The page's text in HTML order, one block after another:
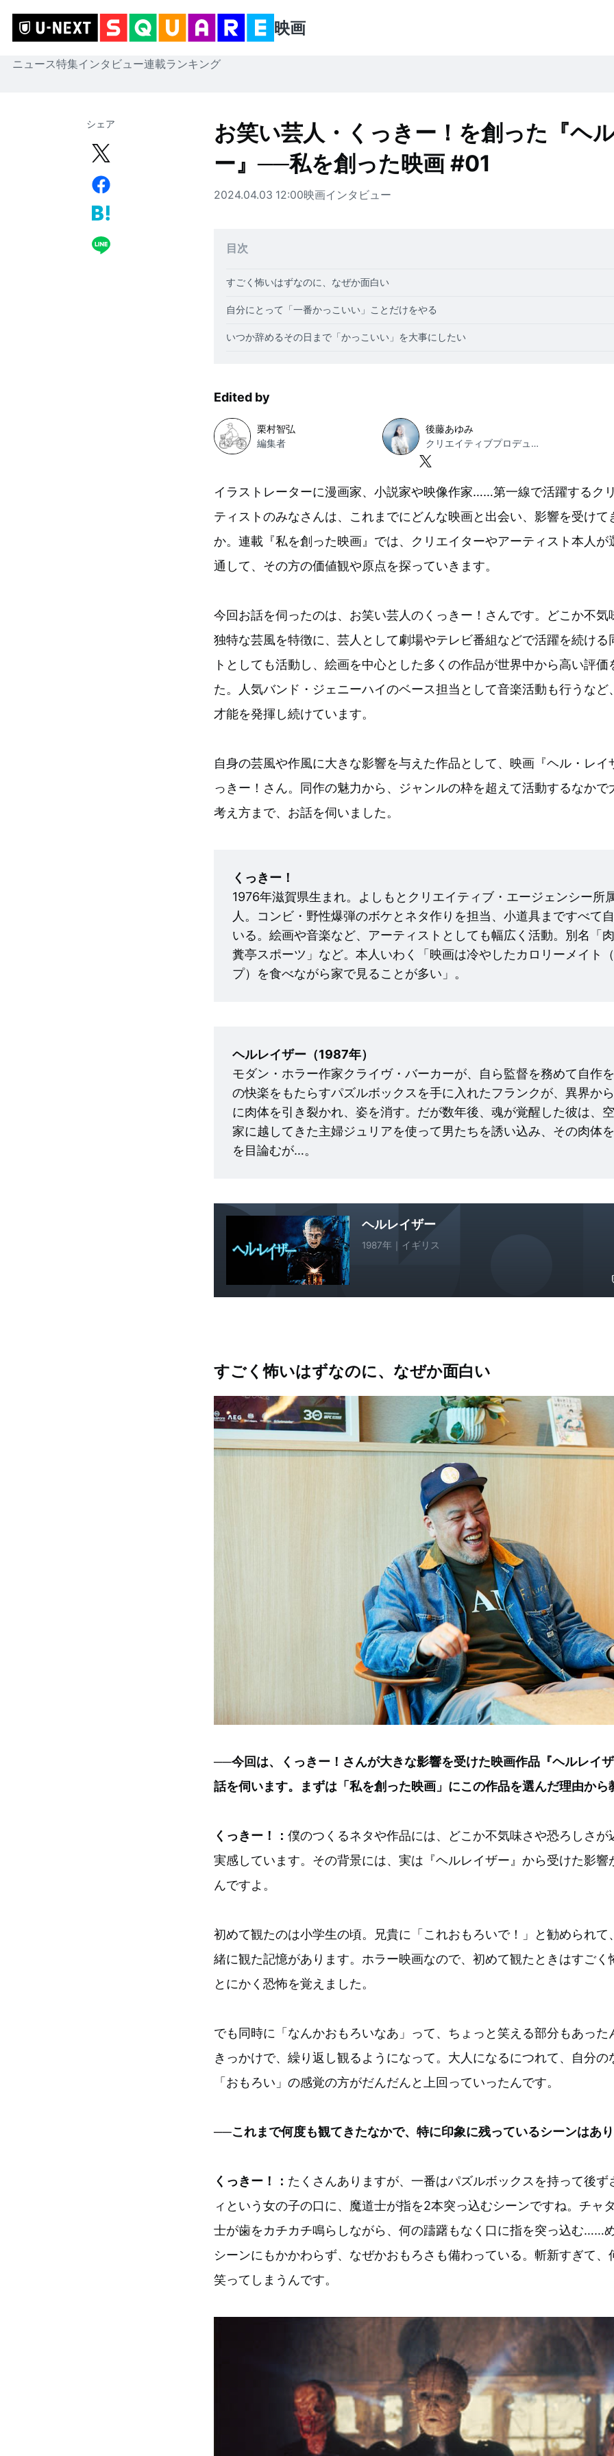
映画
ニュース特集インタビュー連載ランキング
シェア
お笑い芸人・くっきー！を創った『ヘ
ー』──私を創った映画 #01
2024.04.03 12:00映画インタビュー
目次
すごく怖いはずなのに、なぜか面白い
自分にとって「一番かっこいい」ことだけをやる
いつか辞めるその日まで「かっこいい」を大事にしたい
Edited by
栗村智弘
編集者
後藤あゆみ
クリエイティブプロデューサー
イラストレーターに漫画家、小説家や映像作家……第一線で活躍するク
ティストのみなさんは、これまでにどんな映画と出会い、影響を受けて
か。連載『私を創った映画』では、クリエイターやアーティスト本人が
通して、その方の価値観や原点を探っていきます。
今回お話を伺ったのは、お笑い芸人のくっきー！さんです。どこか不気
独特な芸風を特徴に、芸人として劇場やテレビ番組などで活躍を続ける
トとしても活動し、絵画を中心とした多くの作品が世界中から高い評価
た。人気バンド・ジェニーハイのベース担当として音楽活動も行うなど
才能を発揮し続けています。
自身の芸風や作風に大きな影響を与えた作品として、映画『ヘル・レイ
っきー！さん。同作の魅力から、ジャンルの枠を超えて活動するなかで
考え方まで、お話を伺いました。
くっきー！
1976年滋賀県生まれ。よしもとクリエイティブ・エージェンシー所
人。コンビ・野性爆弾のボケとネタ作りを担当、小道具まですべて
いる。絵画や音楽など、アーティストとしても幅広く活動。別名「
糞亭スポーツ」など。本人いわく「映画は冷やしたカロリーメイト
プ）を食べながら家で見ることが多い」。
ヘルレイザー（1987年）
モダン・ホラー作家クライヴ・バーカーが、自ら監督を務めて自作
の快楽をもたらすパズルボックスを手に入れたフランクが、異界か
に肉体を引き裂かれ、姿を消す。だが数年後、魂が覚醒した彼は、
家に越してきた主婦ジュリアを使って男たちを誘い込み、その肉体
を目論むが…。
ヘルレイザー
1987年｜イギリス
すごく怖いはずなのに、なぜか面白い
──今回は、くっきー！さんが大きな影響を受けた映画作品『ヘルレイ
話を伺います。まずは「私を創った映画」にこの作品を選んだ理由から
くっきー！： 僕のつくるネタや作品には、どこか不気味さや恐ろしさが
実感しています。その背景には、実は『ヘルレイザー』から受けた影響
んですよ。
初めて観たのは小学生の頃。兄貴に「これおもろいで！」と勧められて
緒に観た記憶があります。ホラー映画なので、初めて観たときはすごく
とにかく恐怖を覚えました。
でも同時に「なんかおもろいなあ」って、ちょっと笑える部分もあった
きっかけで、繰り返し観るようになって。大人になるにつれて、自分の
「おもろい」の感覚の方がだんだんと上回っていったんです。
──これまで何度も観てきたなかで、特に印象に残っているシーンはあ
くっきー！： たくさんありますが、一番はパズルボックスを持って後ず
ィという女の子の口に、魔道士が指を2本突っ込むシーンですね。チャ
士が歯をカチカチ鳴らしながら、何の躊躇もなく口に指を突っ込む……
シーンにもかかわらず、なぜかおもろさも備わっている。斬新すぎて、
笑ってしまうんです。